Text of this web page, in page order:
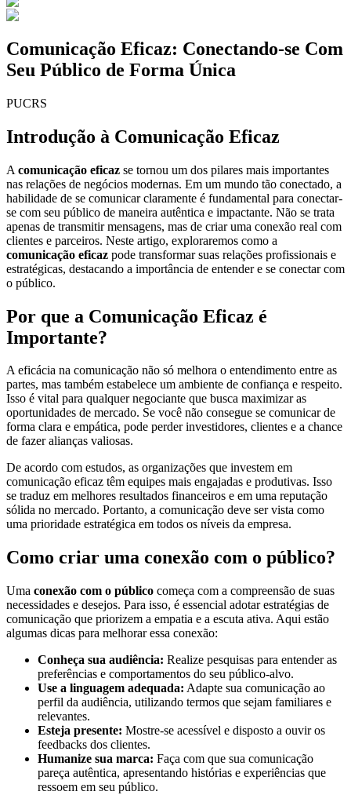
Comunicação Eficaz: Conectando-se Com
Seu Público de Forma Única
PUCRS
Introdução à Comunicação Eficaz
A comunicação eficaz se tornou um dos pilares mais importantes
nas relações de negócios modernas. Em um mundo tão conectado, a
habilidade de se comunicar claramente é fundamental para conectar-
se com seu público de maneira autêntica e impactante. Não se trata
apenas de transmitir mensagens, mas de criar uma conexão real com
clientes e parceiros. Neste artigo, exploraremos como a
comunicação eficaz pode transformar suas relações profissionais e
estratégicas, destacando a importância de entender e se conectar com
o público.
Por que a Comunicação Eficaz é
Importante?
A eficácia na comunicação não só melhora o entendimento entre as
partes, mas também estabelece um ambiente de confiança e respeito.
Isso é vital para qualquer negociante que busca maximizar as
oportunidades de mercado. Se você não consegue se comunicar de
forma clara e empática, pode perder investidores, clientes e a chance
de fazer alianças valiosas.
De acordo com estudos, as organizações que investem em
comunicação eficaz têm equipes mais engajadas e produtivas. Isso
se traduz em melhores resultados financeiros e em uma reputação
sólida no mercado. Portanto, a comunicação deve ser vista como
uma prioridade estratégica em todos os níveis da empresa.
Como criar uma conexão com o público?
Uma conexão com o público começa com a compreensão de suas
necessidades e desejos. Para isso, é essencial adotar estratégias de
comunicação que priorizem a empatia e a escuta ativa. Aqui estão
algumas dicas para melhorar essa conexão:
Conheça sua audiência: Realize pesquisas para entender as
preferências e comportamentos do seu público-alvo.
Use a linguagem adequada: Adapte sua comunicação ao
perfil da audiência, utilizando termos que sejam familiares e
relevantes.
Esteja presente: Mostre-se acessível e disposto a ouvir os
feedbacks dos clientes.
Humanize sua marca: Faça com que sua comunicação
pareça autêntica, apresentando histórias e experiências que
ressoem em seu público.